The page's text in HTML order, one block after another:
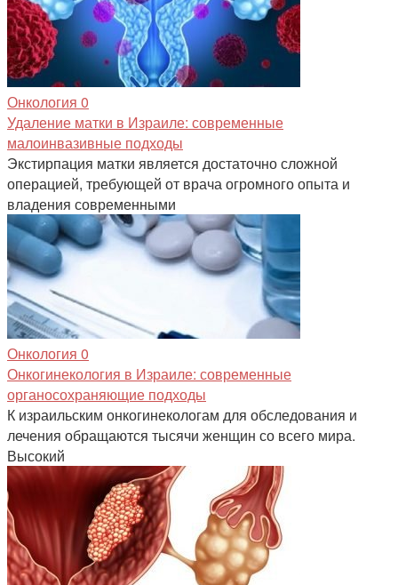
Онкология 0
Удаление матки в Израиле: современные
малоинвазивные подходы
Экстирпация матки является достаточно сложной
операцией, требующей от врача огромного опыта и
владения современными
Онкология 0
Онкогинекология в Израиле: современные
органосохраняющие подходы
К израильским онкогинекологам для обследования и
лечения обращаются тысячи женщин со всего мира.
Высокий